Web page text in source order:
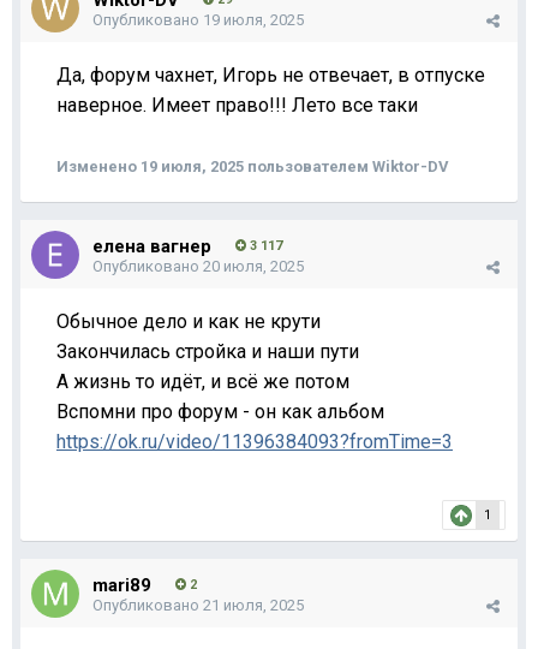
Опубликовано 19 июля, 2025
Да, форум чахнет, Игорь не отвечает, в отпуске
наверное. Имеет право!!! Лето все таки
Изменено 19 июля, 2025 пользователем Wiktor-DV
елена вагнер 3 117
Опубликовано 20 июля, 2025
Обычное дело и как не крути
Закончилась стройка и наши пути
А жизнь то идёт, и всё же потом
Вспомни про форум - он как альбом
https://ok.ru/video/11396384093?fromTime=3
1
mari89 2
Опубликовано 21 июля, 2025